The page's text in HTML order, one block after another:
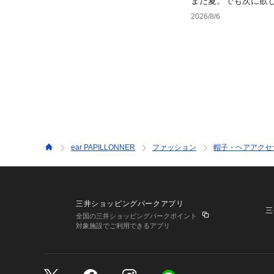
2026/8/6
ear PAPILLONNER ファッション 帽子・ヘアアクセ
三井ショッピングパークアプリ
全国の三井ショッピングパークポイント
対象施設でご利用できるアプリ